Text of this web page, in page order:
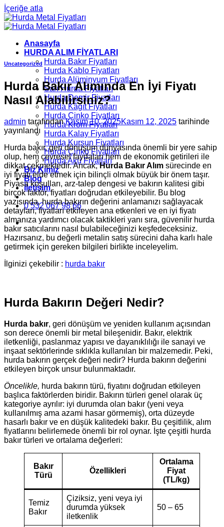
İçeriğe atla
Anasayfa
HURDA ALIM FİYATLARI
Hurda Bakır Fiyatları
Hurda Kablo Fiyatları
Hurda Alüminyum Fiyatları
Sarı Hurda Fiyatları
Hurda Demir Fiyatları
Hurda Kâğıt Fiyatları
Hurda Çinko Fiyatları
Hurda Krom Fiyatları
Hurda Kalay Fiyatları
Hurda Kurşun Fiyatları
Hurda Çinko Fiyatları
Hurda Akü Fiyatları
Biz Kimiz
Blog
İletişim
0 532 067 98 66
Uncategorized
Hurda Bakır Alımında En İyi Fiyatı
Nasıl Alabilirsiniz?
admin tarafından Kasım 10, 2025Kasım 12, 2025 tarihinde
yayınlandı
Hurda bakır, geri dönüşüm dünyasında önemli bir yere sahip
olup, hem çevresel faydaları hem de ekonomik getirileri ile
dikkat çekmektedir. Ancak,Hurda Bakır Alım sürecinde en
iyi fiyatı elde etmek için bilinçli olmak büyük bir önem taşır.
Piyasa koşulları, arz-talep dengesi ve bakırın kalitesi gibi
birçok faktör, fiyatları doğrudan etkileyebilir. Bu blog
yazısında, hurda bakırın değerini anlamanızı sağlayacak
detayları, fiyatları etkileyen ana etkenleri ve en iyi fiyatı
almanıza yardımcı olacak taktikleri yanı sıra, güvenilir hurda
bakır satıcılarını nasıl bulabileceğinizi keşfedeceksiniz.
Hazırsanız, bu değerli metalin satış sürecini daha karlı hale
getirmek için gereken bilgileri birlikte inceleyelim.
İlginizi çekebilir : hurda bakır
Hurda Bakırın Değeri Nedir?
Hurda bakır, geri dönüşüm ve yeniden kullanım açısından
son derece önemli bir metal bileşenidir. Bakır, elektrik
iletkenliği, paslanmaz yapısı ve dayanıklılığı ile sanayi ve
inşaat sektörlerinde sıklıkla kullanılan bir malzemedir. Peki,
hurda bakırın gerçek değeri nedir? Hurda bakırın değerini
etkileyen birçok unsur bulunmaktadır.
Öncelikle, hurda bakırın türü, fiyatını doğrudan etkileyen
başlıca faktörlerden biridir. Bakırın türleri genel olarak üç
kategoriye ayrılır: iyi durumda olan bakır (yeni veya
kullanılmış ama azami hasar görmemiş), orta düzeyde
hasarlı bakır ve en düşük kalitedeki bakır. Bu çeşitlilik, alım
fiyatlarını belirlemede önemli bir rol oynar. İşte çeşitli hurda
bakır türleri ve ortalama değerleri:
Bakır
Türü
Özellikleri
Ortalama
Fiyat
(TL/kg)
Temiz
Bakır
Çiziksiz, yeni veya iyi
durumda yüksek
iletkenlik
50 – 65